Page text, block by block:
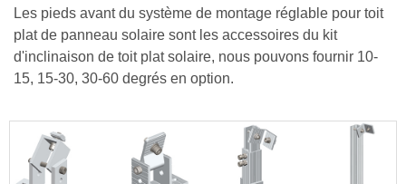
Les pieds avant du système de montage réglable pour toit
plat de panneau solaire sont les accessoires du kit
d'inclinaison de toit plat solaire, nous pouvons fournir 10-
15, 15-30, 30-60 degrés en option.